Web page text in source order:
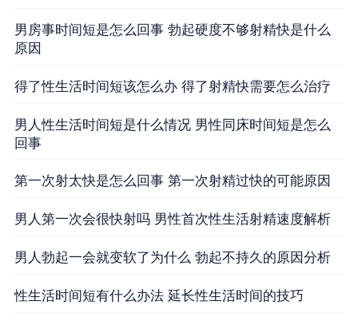
男房事时间短是怎么回事 勃起硬度不够射精快是什么
原因
得了性生活时间短该怎么办 得了射精快需要怎么治疗
男人性生活时间短是什么情况 男性同床时间短是怎么
回事
第一次射太快是怎么回事 第一次射精过快的可能原因
男人第一次会很快射吗 男性首次性生活射精速度解析
男人勃起一会就变软了为什么 勃起不持久的原因分析
性生活时间短有什么办法 延长性生活时间的技巧